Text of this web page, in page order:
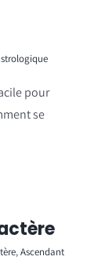
pour
se
,Ascendant